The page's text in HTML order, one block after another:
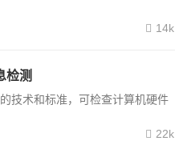
14k
检测
技术和标准，可检查计算机硬件
22k